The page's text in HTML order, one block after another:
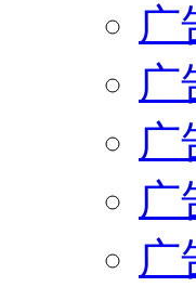
广
广
广
广
广